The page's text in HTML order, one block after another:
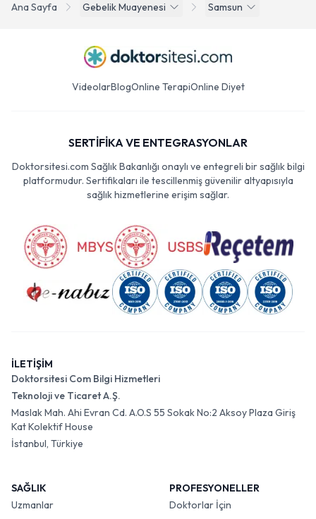
Ana Sayfa Gebelik Muayenesi Samsun
VideolarBlogOnline TerapiOnline Diyet
SERTİFİKA VE ENTEGRASYONLAR
Doktorsitesi.com Sağlık Bakanlığı onaylı ve entegreli bir sağlık bilgi
platformudur. Sertifikaları ile tescillenmiş güvenilir altyapısıyla
sağlık hizmetlerine erişim sağlar.
İLETİŞİM
Doktorsitesi Com Bilgi Hizmetleri
Teknoloji ve Ticaret A.Ş.
Maslak Mah. Ahi Evran Cd. A.O.S 55 Sokak No:2 Aksoy Plaza Giriş
Kat Kolektif House
İstanbul, Türkiye
SAĞLIK
Uzmanlar
PROFESYONELLER
Doktorlar İçin